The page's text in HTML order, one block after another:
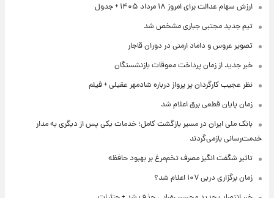
ارزش سهام عدالت برای امروز ۱۸ مرداد ۱۴۰۵ + جدول
تیم جدید مجتبی جباری مشخص شد
تصویر عروس و داماد ارمنی در دوران قاجار
خبر جدید از زمان پرداخت معوقات بازنشستگان
نظر عجیب کارگردان پر پرواز درباره شادمهر عقیلی + فیلم
زمان پایان قطعی برق اعلام شد
بانک ملی ایران در مسیر بازگشت کامل؛ خدمات یکی پس از دیگری به مدار
خدمت‌رسانی بازمی‌گردند
تاثیر شگفت انگیز مصرف تخم‌مرغ بر بهبود حافظه
زمان برگزاری دربی ۱۰۷ اعلام شد؟